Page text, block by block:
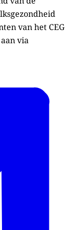
van het CEG
via